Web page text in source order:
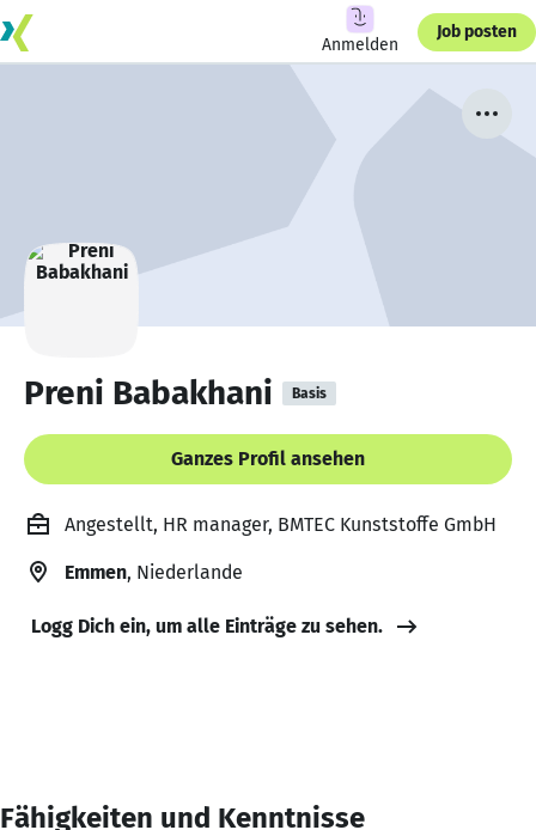
Anmelden
Job posten
Preni Babakhani Basis
Ganzes Profil ansehen
Angestellt, HR manager, BMTEC Kunststoffe GmbH
Emmen, Niederlande
Logg Dich ein, um alle Einträge zu sehen.
Fähigkeiten und Kenntnisse